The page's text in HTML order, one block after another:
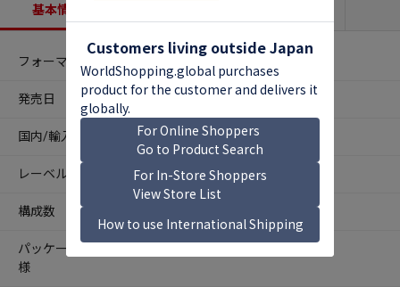
基本情報
フォーマット
発売日 2014年05月16日
国内/輸入 輸入
レーベル Polyvinyl Records
構成数
パッケージ仕
様